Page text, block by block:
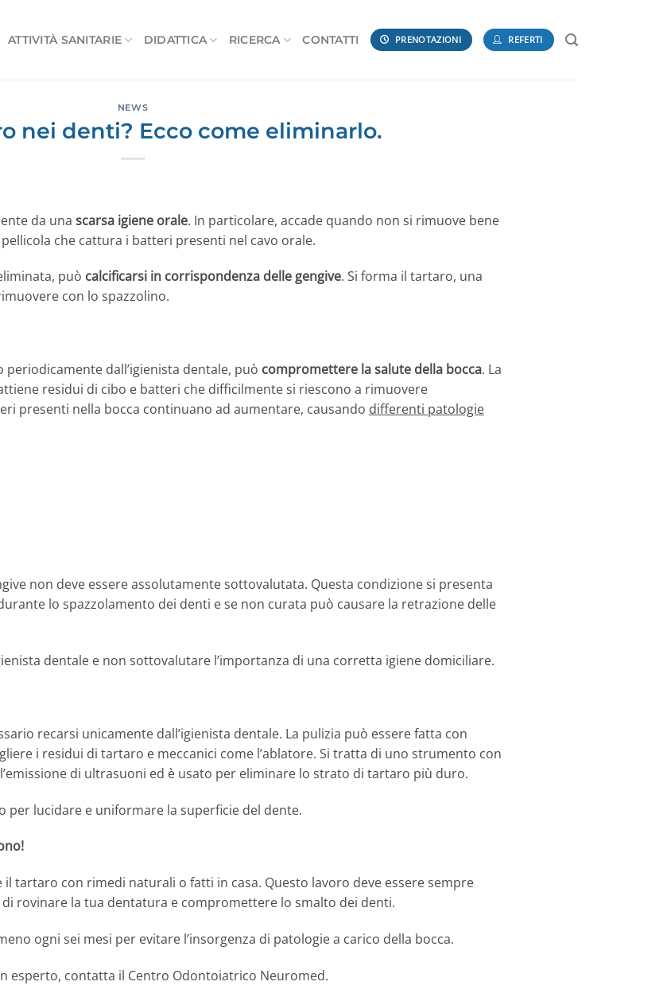
ATTIVITÀ SANITARIE DIDATTICA RICERCA CONTATTI PRENOTAZIONI REFERTI
NEWS
nei denti? Ecco come eliminarlo.
da una scarsa igiene orale. In particolare, accade quando non si rimuove bene
che cattura i batteri presenti nel cavo orale.
può calcificarsi in corrispondenza delle gengive. Si forma il tartaro, una
con lo spazzolino.
dall’igienista dentale, può compromettere la salute della bocca. La
residui di cibo e batteri che difficilmente si riescono a rimuovere
presenti nella bocca continuano ad aumentare, causando differenti patologie
non deve essere assolutamente sottovalutata. Questa condizione si presenta
lo spazzolamento dei denti e se non curata può causare la retrazione delle
dentale e non sottovalutare l’importanza di una corretta igiene domiciliare.
recarsi unicamente dall’igienista dentale. La pulizia può essere fatta con
i residui di tartaro e meccanici come l’ablatore. Si tratta di uno strumento con
di ultrasuoni ed è usato per eliminare lo strato di tartaro più duro.
per lucidare e uniformare la superficie del dente.
tartaro con rimedi naturali o fatti in casa. Questo lavoro deve essere sempre
rovinare la tua dentatura e compromettere lo smalto dei denti.
ogni sei mesi per evitare l’insorgenza di patologie a carico della bocca.
esperto, contatta il Centro Odontoiatrico Neuromed.